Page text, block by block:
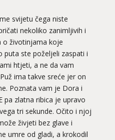
svijetu čega niste
nekoliko zanimljivih i
o životinjama koje
puta ste poželjeli zaspati i
htjeti, a ne da vam
ima takve sreće jer on
Poznata vam je Dora i
pa zlatna ribica je upravo
tri sekunde. Očito i njoj
živjeti bez glave i
umre od gladi, a krokodil